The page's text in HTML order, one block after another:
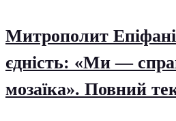
Митрополит
єдність: «Ми —
мозаїка». Повний